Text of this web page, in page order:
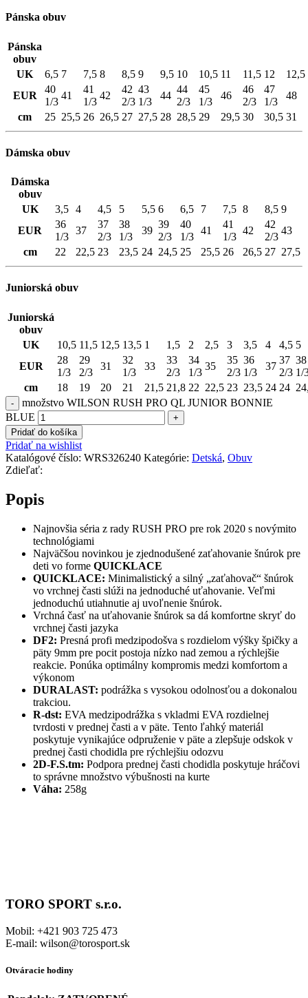
Pánska obuv
Pánska
obuv
UK
6,5 7 7,5 8 8,5 9 9,5 10 10,5 11 11,5 12
12,5
EUR
40
1/3
41
41
1/3
42
42
2/3
43
1/3
44
44
2/3
45
1/3
46
46
2/3
47
1/3
48
cm
25 25,5 26 26,5 27 27,5 28 28,5 29 29,5 30 30,5 31
Dámska obuv
Dámska
obuv
UK
3,5 4 4,5 5 5,5 6 6,5 7 7,5 8 8,5 9
EUR
36
1/3
37
37
2/3
38
1/3
39
39
2/3
40
1/3
41
41
1/3
42
42
2/3
43
cm
22 22,5 23 23,5 24 24,5 25 25,5 26 26,5 27 27,5
Juniorská obuv
Juniorská
obuv
UK
10,5 11,5 12,5 13,5 1 1,5 2 2,5 3 3,5 4 4,5 5
EUR
28
1/3
29
2/3
31
32
1/3
33
33
2/3
34
1/3
35
35
2/3
36
1/3
37
37
2/3
38
1/
cm
18 19 20 21 21,5 21,8 22 22,5 23 23,5 24 24
množstvo WILSON RUSH PRO QL JUNIOR BONNIE
BLUE
Pridať do košíka
Pridať na wishlist
Katalógové číslo: WRS326240 Kategórie: Detská, Obuv
Zdieľať:
Popis
Najnovšia séria z rady RUSH PRO pre rok 2020 s novýmito
technológiami
Najväčšou novinkou je zjednodušené zaťahovanie šnúrok pre
deti vo forme QUICKLACE
QUICKLACE: Minimalistický a silný „zaťahovač“ šnúrok
vo vrchnej časti slúži na jednoduché uťahovanie. Veľmi
jednoduchú utiahnutie aj uvoľnenie šnúrok.
Vrchná časť na uťahovanie šnúrok sa dá komfortne skryť do
vrchnej časti jazyka
DF2: Presná profi medzipodošva s rozdielom výšky špičky a
päty 9mm pre pocit postoja nízko nad zemou a rýchlejšie
reakcie. Ponúka optimálny kompromis medzi komfortom a
výkonom
DURALAST: podrážka s vysokou odolnosťou a dokonalou
trakciou.
R-dst: EVA medzipodrážka s vkladmi EVA rozdielnej
tvrdosti v prednej časti a v päte. Tento ľahký materiál
poskytuje vynikajúce odpruženie v päte a zlepšuje odskok v
prednej časti chodidla pre rýchlejšiu odozvu
2D-F.S.tm: Podpora prednej časti chodidla poskytuje hráčovi
to správne množstvo výbušnosti na kurte
Váha: 258g
TORO SPORT s.r.o.
Mobil: +421 903 725 473
E-mail: wilson@torosport.sk
Otváracie hodiny